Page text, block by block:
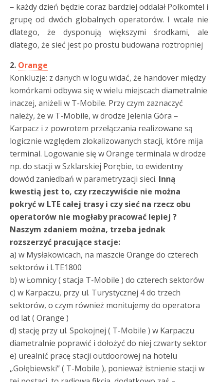
– każdy dzień będzie coraz bardziej oddalał Polkomtel i
grupę od dwóch globalnych operatorów. I wcale nie
dlatego, że dysponują większymi środkami, ale
dlatego, że sieć jest po prostu budowana roztropniej
2. Orange
Konkluzje: z danych w logu widać, że handover między
komórkami odbywa się w wielu miejscach diametralnie
inaczej, aniżeli w T-Mobile. Przy czym zaznaczyć
należy, że w T-Mobile, w drodze Jelenia Góra –
Karpacz i z powrotem przełączania realizowane są
logicznie względem zlokalizowanych stacji, które mija
terminal. Logowanie się w Orange terminala w drodze
np. do stacji w Szklarskiej Porębie, to ewidentny
dowód zaniedbań w parametryzacji sieci. Inną
kwestią jest to, czy rzeczywiście nie można
pokryć w LTE całej trasy i czy sieć na rzecz obu
operatorów nie mogłaby pracować lepiej ?
Naszym zdaniem można, trzeba jednak
rozszerzyć pracujące stacje:
a) w Mysłakowicach, na maszcie Orange do czterech
sektorów i LTE1800
b) w Łomnicy ( stacja T-Mobile ) do czterech sektorów
c) w Karpaczu, przy ul. Turystycznej 4 do trzech
sektorów, o czym również monitujemy do operatora
od lat ( Orange )
d) stację przy ul. Spokojnej ( T-Mobile ) w Karpaczu
diametralnie poprawić i dołożyć do niej czwarty sektor
e) urealnić pracę stacji outdoorowej na hotelu
„Gołębiewski” ( T-Mobile ), ponieważ istnienie stacji w